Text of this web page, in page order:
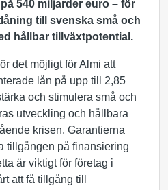
540 miljarder euro – för
till svenska små och
hållbar tillväxtpotential.
det möjligt för Almi att
lån på upp till 2,85
och stimulera små och
utveckling och hållbara
krisen. Garantierna
tillgången på finansiering
är viktigt för företag i
att få tillgång till